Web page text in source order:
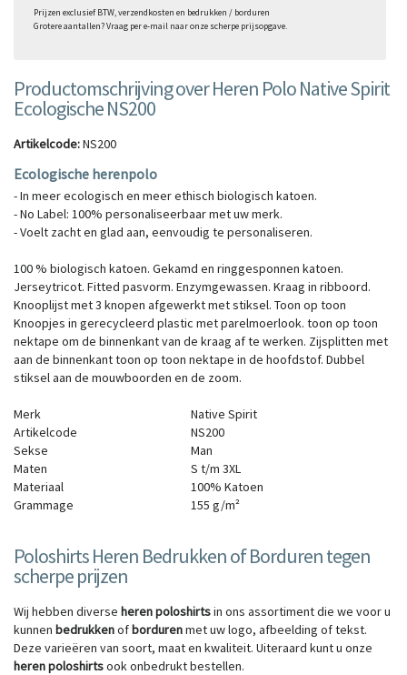
Prijzen exclusief BTW, verzendkosten en bedrukken / borduren
Grotere aantallen? Vraag per e-mail naar onze scherpe prijsopgave.
Productomschrijving over Heren Polo Native Spirit
Ecologische NS200
Artikelcode:NS200
Ecologische herenpolo
- In meer ecologisch en meer ethisch biologisch katoen.
- No Label: 100% personaliseerbaar met uw merk.
- Voelt zacht en glad aan, eenvoudig te personaliseren.
100 % biologisch katoen. Gekamd en ringgesponnen katoen.
Jerseytricot. Fitted pasvorm. Enzymgewassen. Kraag in ribboord.
Knooplijst met 3 knopen afgewerkt met stiksel. Toon op toon
Knoopjes in gerecycleerd plastic met parelmoerlook. toon op toon
nektape om de binnenkant van de kraag af te werken. Zijsplitten met
aan de binnenkant toon op toon nektape in de hoofdstof. Dubbel
stiksel aan de mouwboorden en de zoom.
Merk
Native Spirit
Artikelcode
NS200
Sekse
Man
Maten
S t/m 3XL
Materiaal
100% Katoen
Grammage
155 g/m²
Poloshirts Heren Bedrukken of Borduren tegen
scherpe prijzen
Wij hebben diverse heren poloshirtsin ons assortiment die we voor u
kunnen bedrukkenofbordurenmet uw logo, afbeelding of tekst.
Deze varieëren van soort, maat en kwaliteit. Uiteraard kunt u onze
heren poloshirtsook onbedrukt bestellen.